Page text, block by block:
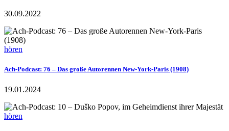
30.09.2022
hören
Ach-Podcast: 76 – Das große Autorennen New-York-Paris (1908)
19.01.2024
hören